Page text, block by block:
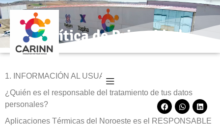
Política de Privacidad
1. INFORMACIÓN AL USUARIO
¿Quién es el responsable del tratamiento de tus datos
personales?
Aplicaciones Térmicas del Noroeste es el RESPONSABLE